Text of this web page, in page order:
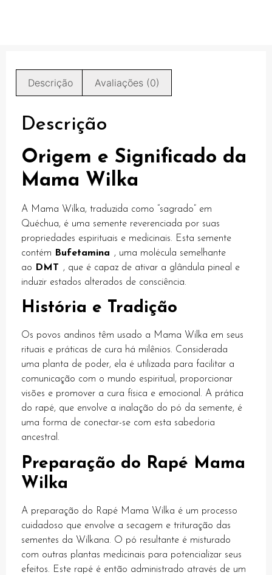
panel
panel
panel
panel
panel
panel
panel
panel
panel
panel
panel
panel
panel
panel
panel
panel
panel
Descrição Avaliações (0)
Descrição
Origem e Significado da
Mama Wilka
A Mama Wilka, traduzida como “sagrado” em
Quéchua, é uma semente reverenciada por suas
propriedades espirituais e medicinais. Esta semente
contém
Bufetamina , uma molécula semelhante
ao
DMT , que é capaz de ativar a glândula pineal e
induzir estados alterados de consciência.
História e Tradição
Os povos andinos têm usado a Mama Wilka em seus
rituais e práticas de cura há milênios. Considerada
uma planta de poder, ela é utilizada para facilitar a
comunicação com o mundo espiritual, proporcionar
visões e promover a cura física e emocional. A prática
do rapé, que envolve a inalação do pó da semente, é
uma forma de conectar-se com esta sabedoria
ancestral.
Preparação do Rapé Mama
Wilka
A preparação do Rapé Mama Wilka é um processo
cuidadoso que envolve a secagem e trituração das
sementes da Wilkana. O pó resultante é misturado
com outras plantas medicinais para potencializar seus
efeitos. Este rapé é então administrado através de um